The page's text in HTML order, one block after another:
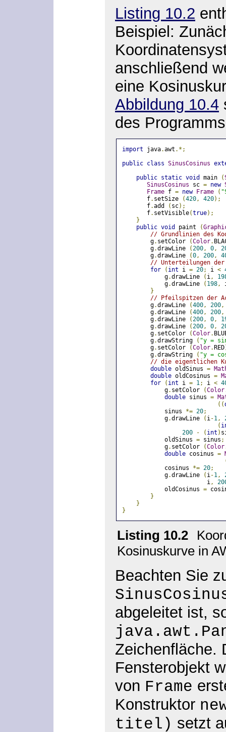
Listing 10.2
Beispiel:
anschließend
eine
Abbildung 10.4
des
import java.awt .*;
public class SinusCosinus
public static void main (
SinusCosinus sc = new
Frame f = new Frame (
       f
. setSize (420 , 420);
       f
.add ( sc);
       f
. setVisible(true);
}
public void paint (
// Grundlinien des
        g
. setColor (Color.
        g
.drawLine ( 200 , 0 ,
        g
.drawLine (0 , 200 ,
// Unterteilungen der
for
( int i = 20; i <
            g
.drawLine ( i ,
            g
.drawLine ( 198 ,
}
// Pfeilspitzen der
        g
.drawLine (400 , 200 ,
        g
.drawLine (400 , 200 ,
        g
.drawLine ( 200 , 0 ,
        g
.drawLine ( 200 , 0 ,
        g
. setColor (Color.
        g
.drawString ( "y =
        g
. setColor (Color.RED
        g
.drawString ( "y =
// die eigentlichen
double oldSinus =
double oldCosinus =
for
( int i = 1 ; i <
            g
. setColor (Color
double sinus =
((
            sinus
*= 20;
            g
.drawLine ( i -1 ,
(
200
- ( int )
            oldSinus
= sinus ;
            g
. setColor (Color
double cosinus =
            cosinus
*= 20;
            g
.drawLine ( i -1 ,
                        i
,
            oldCosinus
=
}
}
}
Listing 10.2
Kosinuskurve in
Beachten Sie
abgeleitet ist,
Zeichenfläche.
Fensterobjekt
von Frame
Konstruktor
titel) setzt